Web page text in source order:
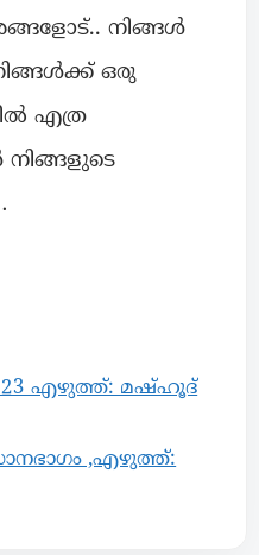
നിങ്ങൾ
ഒരു
എത്ര
23 എഴുത്ത്: മഷ്ഹൂദ്
,എഴുത്ത്: